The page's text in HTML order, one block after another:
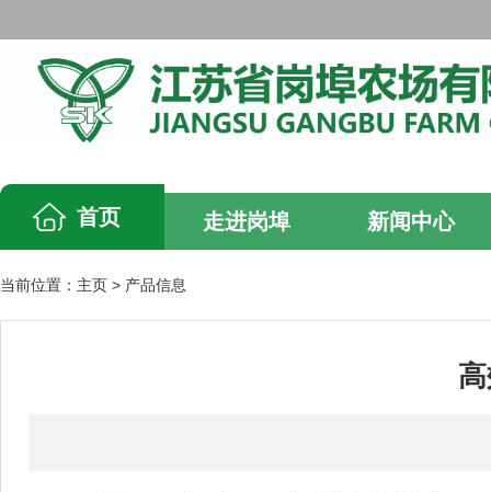
首页 走进岗埠 新闻中心
当前位置： 主页 > 产品信息